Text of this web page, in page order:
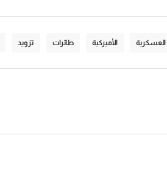
العسكرية الأميركية طائرات تزويد